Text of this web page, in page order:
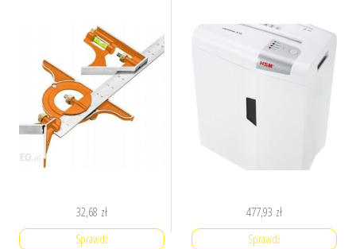
32,68 zł
Sprawdź
477,93 zł
Sprawdź